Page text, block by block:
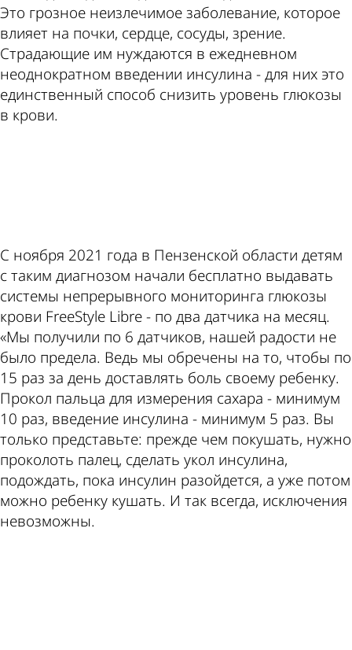
Это грозное неизлечимое заболевание, которое
влияет на почки, сердце, сосуды, зрение.
Страдающие им нуждаются в ежедневном
неоднократном введении инсулина - для них это
единственный способ снизить уровень глюкозы
в крови.
С ноября 2021 года в Пензенской области детям
с таким диагнозом начали бесплатно выдавать
системы непрерывного мониторинга глюкозы
крови FreeStyle Libre - по два датчика на месяц.
«Мы получили по 6 датчиков, нашей радости не
было предела. Ведь мы обречены на то, чтобы по
15 раз за день доставлять боль своему ребенку.
Прокол пальца для измерения сахара - минимум
10 раз, введение инсулина - минимум 5 раз. Вы
только представьте: прежде чем покушать, нужно
проколоть палец, сделать укол инсулина,
подождать, пока инсулин разойдется, а уже потом
можно ребенку кушать. И так всегда, исключения
невозможны.